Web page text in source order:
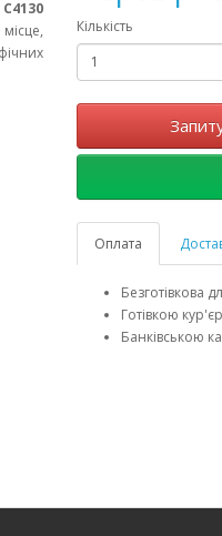
C4130
Кількість
Оплата
Безготівкова
Готівкою
Банківською